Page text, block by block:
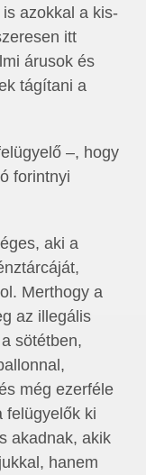
azokkal a kis-
itt
árusok és
tágítani a
–, hogy
forintnyi
aki a
Merthogy a
az illegális
sötétben,
még ezerféle
felügyelők ki
akadnak, akik
hanem